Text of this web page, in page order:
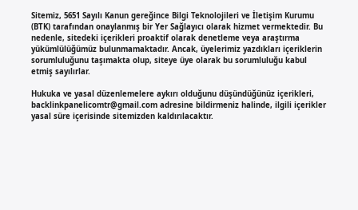
Sitemiz, 5651 Sayılı Kanun gereğince Bilgi Teknolojileri ve İletişim Kurumu
(BTK) tarafından onaylanmış bir Yer Sağlayıcı olarak hizmet vermektedir. Bu
nedenle, sitedeki içerikleri proaktif olarak denetleme veya araştırma
yükümlülüğümüz bulunmamaktadır. Ancak, üyelerimiz yazdıkları içeriklerin
sorumluluğunu taşımakta olup, siteye üye olarak bu sorumluluğu kabul
etmiş sayılırlar.
Hukuka ve yasal düzenlemelere aykırı olduğunu düşündüğünüz içerikleri,
backlinkpanelicomtr@gmail.comadresine bildirmeniz halinde, ilgili içerikler
yasal süre içerisinde sitemizden kaldırılacaktır.